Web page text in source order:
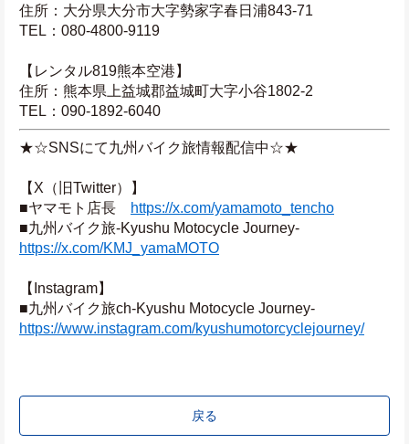
住所：大分県大分市大字勢家字春日浦843-71
TEL：080-4800-9119
【レンタル819熊本空港】
住所：熊本県上益城郡益城町大字小谷1802-2
TEL：090-1892-6040
★☆SNSにて九州バイク旅情報配信中☆★
【X（旧Twitter）】
■ヤマモト店長
https://x.com/yamamoto_tencho
■九州バイク旅-Kyushu Motocycle Journey-
https://x.com/KMJ_yamaMOTO
【Instagram】
■九州バイク旅ch-Kyushu Motocycle Journey-
https://www.instagram.com/kyushumotorcyclejourney/
戻る